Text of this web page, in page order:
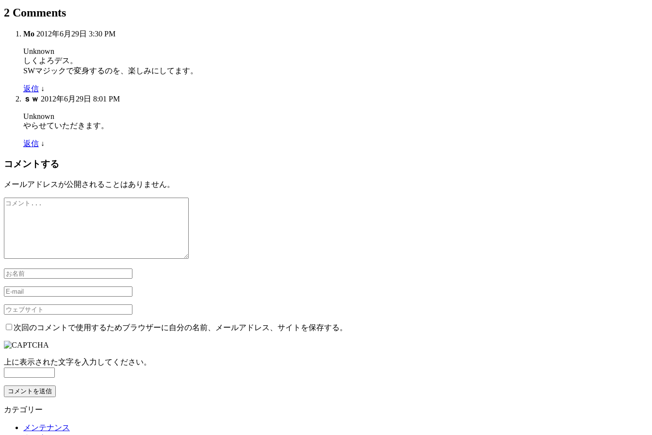
2 Comments
Mo 2012年6月29日 3:30 PM
Unknown
しくよろデス。
SWマジックで変身するのを、楽しみにしてます。
返信 ↓
ｓｗ 2012年6月29日 8:01 PM
Unknown
やらせていただきます。
返信 ↓
コメントする
メールアドレスが公開されることはありません。
次回のコメントで使用するためブラウザーに自分の名前、メールアドレス、サイトを保存する。
上に表示された文字を入力してください。
カテゴリー
メンテナンス